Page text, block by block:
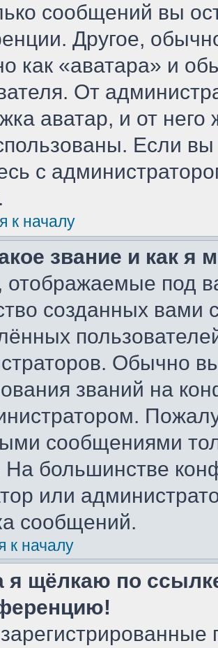
сообщений вы
Другое,
как «аватара» и
От
аватар, и от него
Если
с
к началу
звание и как я
отображаемые под
созданных
Обычно
званий на
сообщениями
На большинстве
или
сообщений.
к началу
я щёлкаю по